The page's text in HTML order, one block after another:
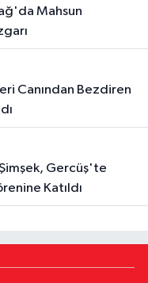
Katıldı
Alan Küle Döndü